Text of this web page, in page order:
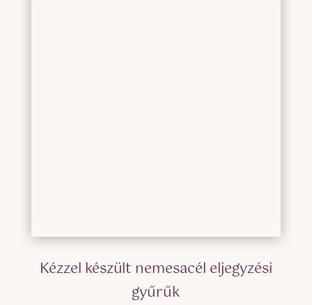
Kézzel készült nemesacél eljegyzési
gyűrűk